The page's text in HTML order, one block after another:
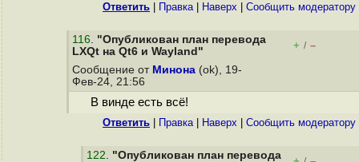
Ответить Правка| Наверх Cообщить модератору
116. "Опубликован план перевода
LXQt на Qt6 и Wayland"
+ / –
Сообщение от Минона (ok), 19-
Фев-24, 21:56
В винде есть всё!
Ответить Правка| Наверх Cообщить модератору
122. "Опубликован план перевода